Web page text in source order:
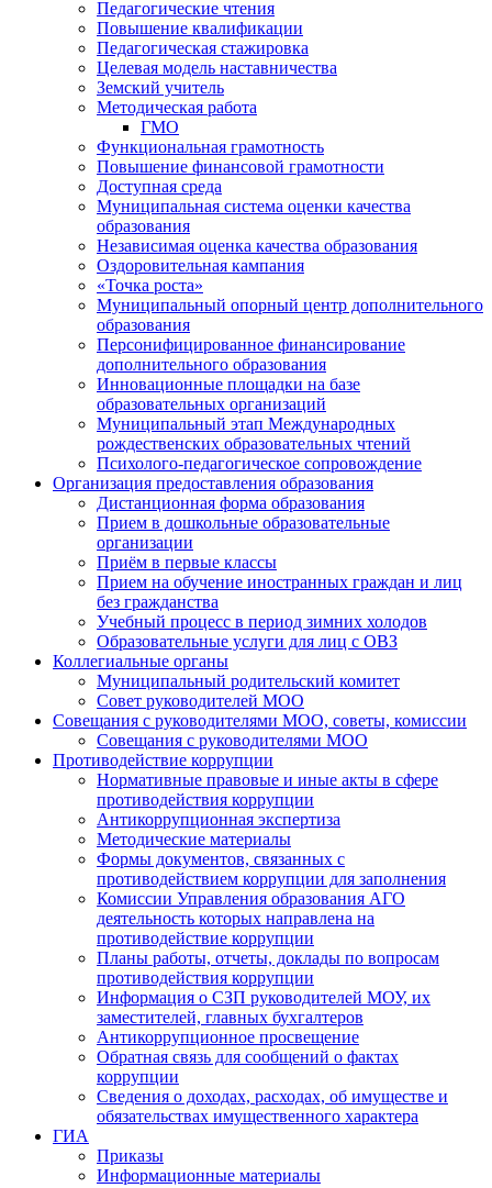
Педагогические чтения
Повышение квалификации
Педагогическая стажировка
Целевая модель наставничества
Земский учитель
Методическая работа
ГМО
Функциональная грамотность
Повышение финансовой грамотности
Доступная среда
Муниципальная система оценки качества
образования
Независимая оценка качества образования
Оздоровительная кампания
«Точка роста»
Муниципальный опорный центр дополнительного
образования
Персонифицированное финансирование
дополнительного образования
Инновационные площадки на базе
образовательных организаций
Муниципальный этап Международных
рождественских образовательных чтений
Психолого-педагогическое сопровождение
Организация предоставления образования
Дистанционная форма образования
Прием в дошкольные образовательные
организации
Приём в первые классы
Прием на обучение иностранных граждан и лиц
без гражданства
Учебный процесс в период зимних холодов
Образовательные услуги для лиц с ОВЗ
Коллегиальные органы
Муниципальный родительский комитет
Совет руководителей МОО
Совещания с руководителями МОО, советы, комиссии
Совещания с руководителями МОО
Противодействие коррупции
Нормативные правовые и иные акты в сфере
противодействия коррупции
Антикоррупционная экспертиза
Методические материалы
Формы документов, связанных с
противодействием коррупции для заполнения
Комиссии Управления образования АГО
деятельность которых направлена на
противодействие коррупции
Планы работы, отчеты, доклады по вопросам
противодействия коррупции
Информация о СЗП руководителей МОУ, их
заместителей, главных бухгалтеров
Антикоррупционное просвещение
Обратная связь для сообщений о фактах
коррупции
Сведения о доходах, расходах, об имуществе и
обязательствах имущественного характера
ГИА
Приказы
Информационные материалы